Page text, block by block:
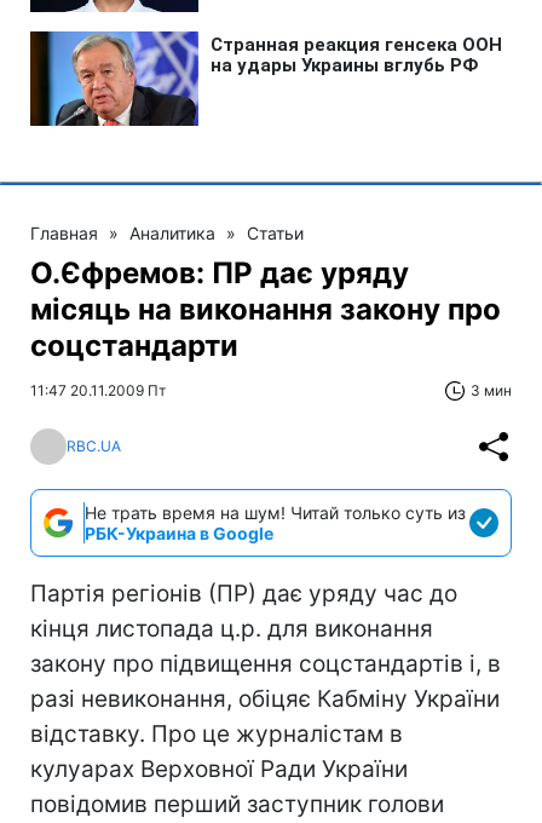
Главная » Аналитика » Статьи
О.Єфремов: ПР дає уряду
місяць на виконання закону про
соцстандарти
11:47 20.11.2009 Пт 3 мин
RBC.UA
Не трать время на шум! Читай только суть из
РБК-Украина в Google
Партія регіонів (ПР) дає уряду час до
кінця листопада ц.р. для виконання
закону про підвищення соцстандартів і, в
разі невиконання, обіцяє Кабміну України
відставку. Про це журналістам в
кулуарах Верховної Ради України
повідомив перший заступник голови